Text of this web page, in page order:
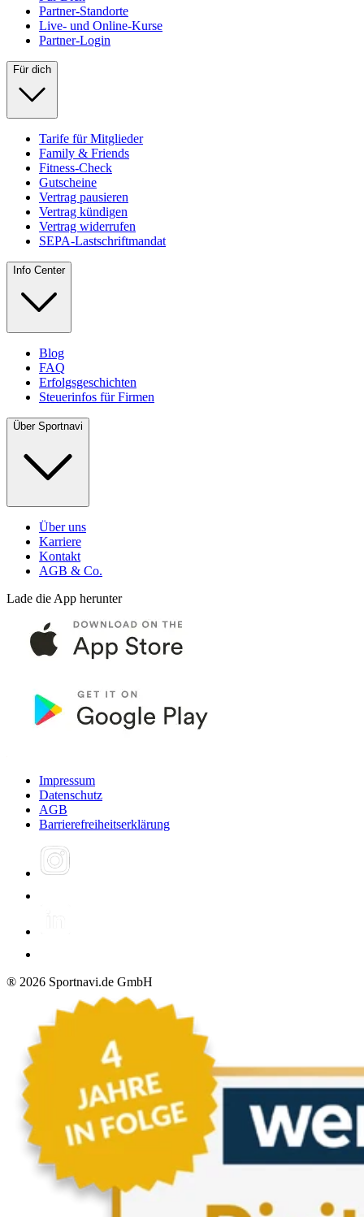
Partner-Standorte
Live- und Online-Kurse
Partner-Login
Für dich
Tarife für Mitglieder
Family & Friends
Fitness-Check
Gutscheine
Vertrag pausieren
Vertrag kündigen
Vertrag widerrufen
SEPA-Lastschriftmandat
Info Center
Blog
FAQ
Erfolgsgeschichten
Steuerinfos für Firmen
Über Sportnavi
Über uns
Karriere
Kontakt
AGB & Co.
Lade die App herunter
Impressum
Datenschutz
AGB
Barrierefreiheitserklärung
® 2026 Sportnavi.de GmbH